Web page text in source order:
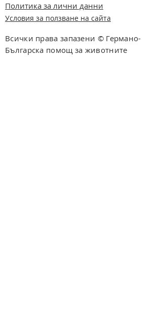
Политика за лични данни
Условия за ползване на сайта
Всички права запазени © Германо-
Българска помощ за животните